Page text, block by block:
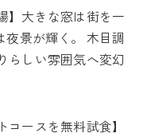
】大きな窓は街を一
景が輝く。 木目調
らしい雰囲気へ変幻
コースを無料試食】